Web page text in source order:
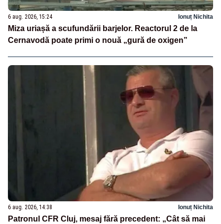
6 aug. 2026, 15:24 Ionuț Nichita
Miza uriașă a scufundării barjelor. Reactorul 2 de la
Cernavodă poate primi o nouă „gură de oxigen”
6 aug. 2026, 14:38 Ionuț Nichita
Patronul CFR Cluj, mesaj fără precedent: „Cât să mai